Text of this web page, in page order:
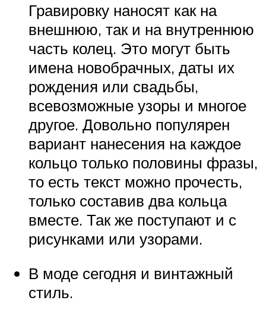
Гравировку наносят как на
внешнюю, так и на внутреннюю
часть колец. Это могут быть
имена новобрачных, даты их
рождения или свадьбы,
всевозможные узоры и многое
другое. Довольно популярен
вариант нанесения на каждое
кольцо только половины фразы,
то есть текст можно прочесть,
только составив два кольца
вместе. Так же поступают и с
рисунками или узорами.
В моде сегодня и винтажный
стиль.